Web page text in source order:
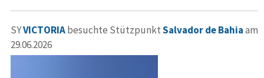
SYVICTORIAbesuchte StützpunktSalvador de Bahiaam
29.06.2026